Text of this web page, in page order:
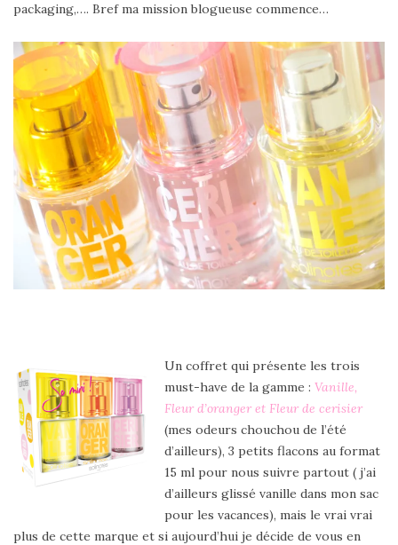
packaging,…. Bref ma mission blogueuse commence…
Un coffret qui présente les trois
must-have de la gamme : Vanille,
Fleur d’oranger et Fleur de cerisier
(mes odeurs chouchou de l’été
d’ailleurs), 3 petits flacons au format
15 ml pour nous suivre partout ( j’ai
d’ailleurs glissé vanille dans mon sac
pour les vacances), mais le vrai vrai
plus de cette marque et si aujourd’hui je décide de vous en